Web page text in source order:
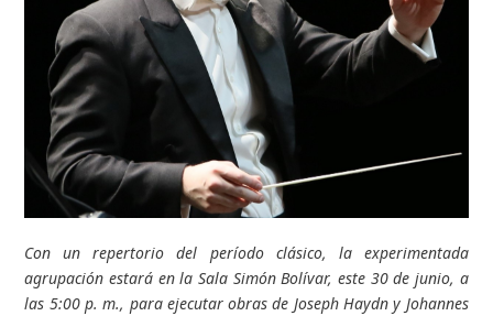
Con un repertorio del período clásico, la experimentada
agrupación estará en la Sala Simón Bolívar, este 30 de junio, a
las 5:00 p. m., para ejecutar obras de Joseph Haydn y Johannes